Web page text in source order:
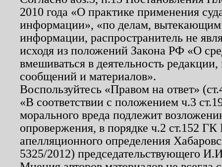
2010 года «О практике применения
информации», «по делам, вытекающим
информации, распространитель не
исходя из положений Закона РФ «О
вмешиваться в деятельность
сообщений и материалов».
Воспользуйтесь «Правом на ответ»
«В соответствии с положением ч.3
морального вреда подлежит
опровержения, в порядке ч.2 ст.152
апелляционного определения
5325/2012) председательствующего